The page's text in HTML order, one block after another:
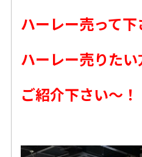
ハーレー売って下
ハーレー売りたい
ご紹介下さい〜！